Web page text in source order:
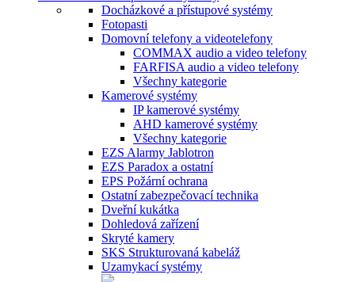
Docházkové a přístupové systémy
Fotopasti
Domovní telefony a videotelefony
COMMAX audio a video telefony
FARFISA audio a video telefony
Všechny kategorie
Kamerové systémy
IP kamerové systémy
AHD kamerové systémy
Všechny kategorie
EZS Alarmy Jablotron
EZS Paradox a ostatní
EPS Požární ochrana
Ostatní zabezpečovací technika
Dveřní kukátka
Dohledová zařízení
Skryté kamery
SKS Strukturovaná kabeláž
Uzamykací systémy